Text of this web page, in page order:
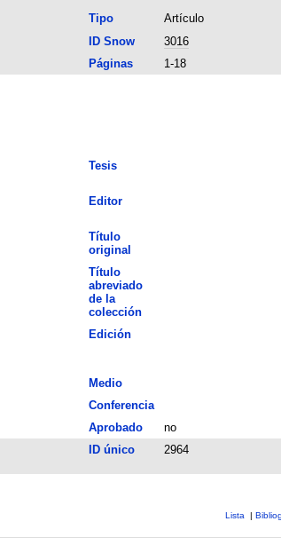
Tipo
Artículo
ID Snow
3016
Páginas
1-18
Tesis
Editor
Título
original
Título
abreviado
de la
colección
Edición
Medio
Conferencia
Aprobado
no
ID único 2964
Lista |